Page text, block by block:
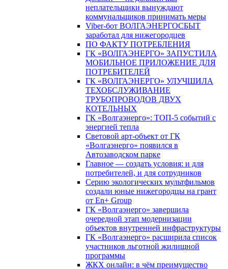
неплательщики вынуждают
коммунальщиков принимать меры
Viber-бот ВОЛГАЭНЕРГОСБЫТ
заработал для нижегородцев
ПО ФАКТУ ПОТРЕБЛЕНИЯ
ГК «ВОЛГАЭНЕРГО» ЗАПУСТИЛА
МОБИЛЬНОЕ ПРИЛОЖЕНИЕ ДЛЯ
ПОТРЕБИТЕЛЕЙ
ГК «ВОЛГАЭНЕРГО» УЛУЧШИЛА
ТЕХОБСЛУЖИВАНИЕ
ТРУБОПРОВОДОВ ДВУХ
КОТЕЛЬНЫХ
ГК «Волгаэнерго»: ТОП-5 событий с
энергией тепла
Световой арт-объект от ГК
«Волгаэнерго» появился в
Автозаводском парке
Главное — создать условия: и для
потребителей, и для сотрудников
Серию экологических мультфильмов
создали юные нижегородцы на грант
от En+ Group
ГК «Волгаэнерго» завершила
очередной этап модернизации
объектов внутренней инфраструктуры
ГК «Волгаэнерго» расширила список
участников льготной жилищной
программы
ЖКХ онлайн: в чём преимущество